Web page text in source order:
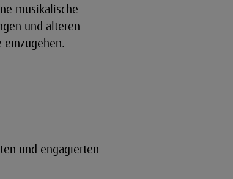
musikalische
und älteren
einzugehen.
und engagierten